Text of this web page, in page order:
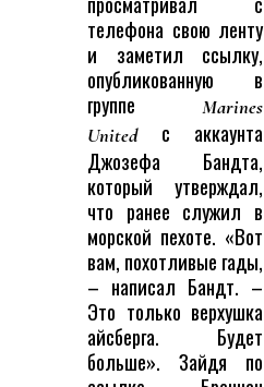
телефона свою ленту
и заметил ссылку,
опубликованную в
группе
Marines
Unitedс аккаунта
Джозефа Бандта,
который утверждал,
что ранее служил в
морской пехоте. «Вот
вам, похотливые гады,
– написал Бандт. –
Это только верхушка
айсберга. Будет
больше». Зайдя по